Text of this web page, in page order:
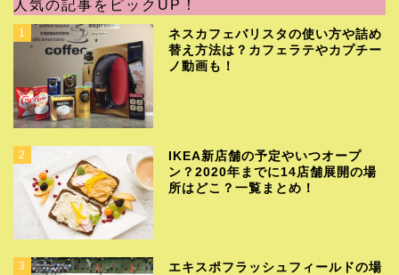
人気の記事をピックUP！
1
ネスカフェバリスタの使い方や詰め
替え方法は？カフェラテやカプチー
ノ動画も！
2
IKEA新店舗の予定やいつオープ
ン？2020年までに14店舗展開の場
所はどこ？一覧まとめ！
3
エキスポフラッシュフィールドの場